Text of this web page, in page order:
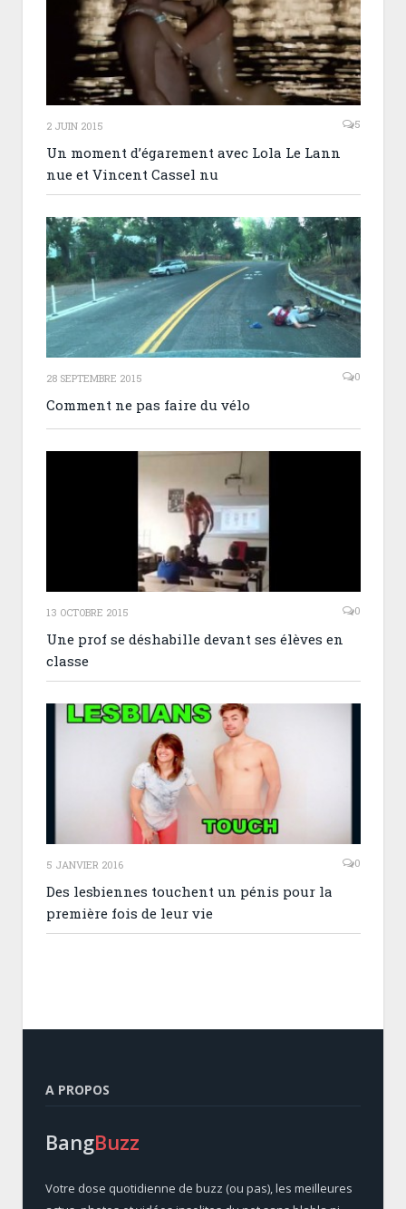
2 JUIN 2015 5
Un moment d’égarement avec Lola Le Lann
nue et Vincent Cassel nu
28 SEPTEMBRE 2015 0
Comment ne pas faire du vélo
13 OCTOBRE 2015 0
Une prof se déshabille devant ses élèves en
classe
5 JANVIER 2016 0
Des lesbiennes touchent un pénis pour la
première fois de leur vie
A PROPOS
BangBuzz
Votre dose quotidienne de buzz (ou pas), les meilleures